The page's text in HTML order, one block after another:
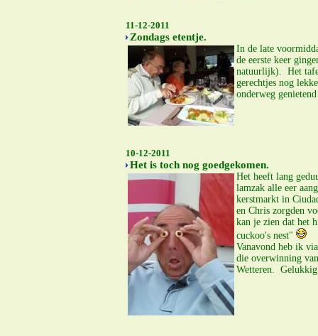
11-12-2011
Zondags etentje.
In de late
de eerste keer
natuurlijk). Het
gerechtjes nog
onderweg
10-12-2011
Het is toch nog goedgekomen.
Het heeft lang
lamzak alle eer
kerstmarkt in
en Chris zorgden
kan je zien dat het
cuckoo's nest"
Vanavond heb ik
die overwinning
Wetteren.